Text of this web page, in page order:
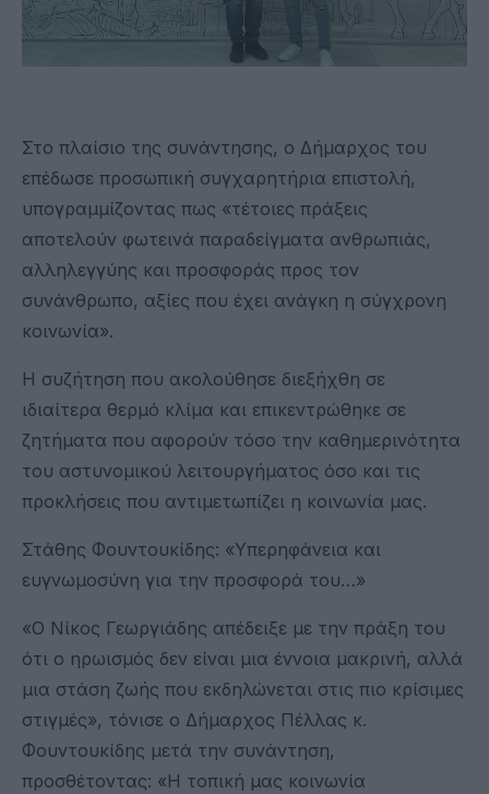
Στο πλαίσιο της συνάντησης, ο Δήμαρχος του
επέδωσε προσωπική συγχαρητήρια επιστολή,
υπογραμμίζοντας πως «τέτοιες πράξεις
αποτελούν φωτεινά παραδείγματα ανθρωπιάς,
αλληλεγγύης και προσφοράς προς τον
συνάνθρωπο, αξίες που έχει ανάγκη η σύγχρονη
κοινωνία».
Η συζήτηση που ακολούθησε διεξήχθη σε
ιδιαίτερα θερμό κλίμα και επικεντρώθηκε σε
ζητήματα που αφορούν τόσο την καθημερινότητα
του αστυνομικού λειτουργήματος όσο και τις
προκλήσεις που αντιμετωπίζει η κοινωνία μας.
Στάθης Φουντουκίδης: «Υπερηφάνεια και
ευγνωμοσύνη για την προσφορά του…»
«Ο Νίκος Γεωργιάδης απέδειξε με την πράξη του
ότι ο ηρωισμός δεν είναι μια έννοια μακρινή, αλλά
μια στάση ζωής που εκδηλώνεται στις πιο κρίσιμες
στιγμές», τόνισε ο Δήμαρχος Πέλλας κ.
Φουντουκίδης μετά την συνάντηση,
προσθέτοντας: «Η τοπική μας κοινωνία